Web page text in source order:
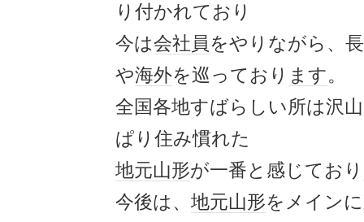
り付かれており
今は会社員をやりながら、
や海外を巡っており ます。
全国各地すばらしい所は沢
ぱり住み慣れた
地元山形が一番と感じており
今後は、 地元山形をメインに